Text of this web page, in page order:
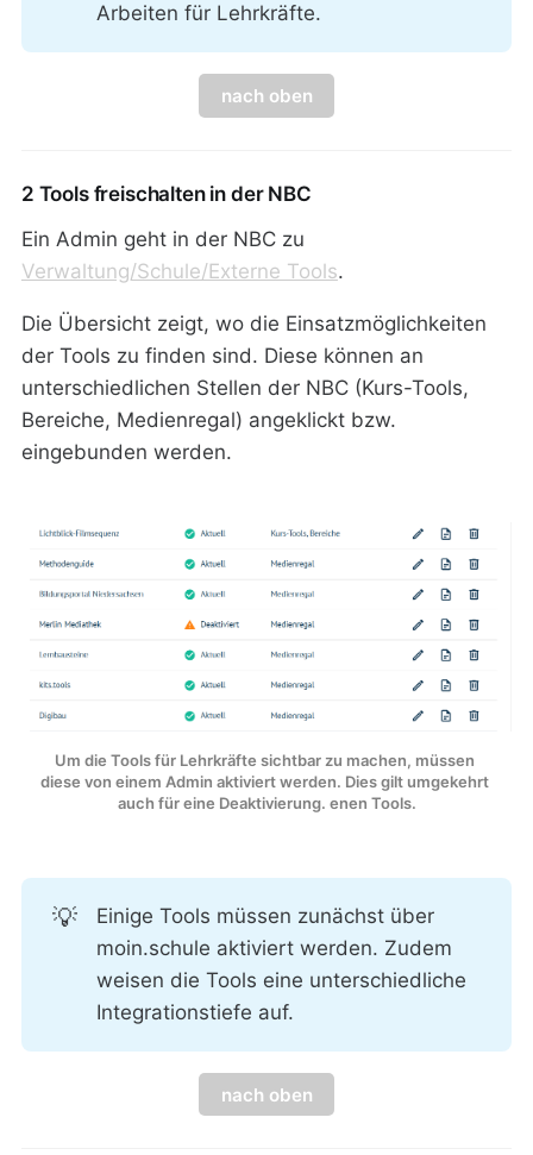
Arbeiten für Lehrkräfte.
nach oben
2 Tools freischalten in der NBC
Ein Admin geht in der NBC zu
Verwaltung/Schule/Externe Tools.
Die Übersicht zeigt, wo die Einsatzmöglichkeiten
der Tools zu finden sind. Diese können an
unterschiedlichen Stellen der NBC (Kurs-Tools,
Bereiche, Medienregal) angeklickt bzw.
eingebunden werden.
Um die Tools für Lehrkräfte sichtbar zu machen, müssen
diese von einem Admin aktiviert werden. Dies gilt umgekehrt
auch für eine Deaktivierung. enen Tools.
💡
Einige Tools müssen zunächst über
moin.schule aktiviert werden. Zudem
weisen die Tools eine unterschiedliche
Integrationstiefe auf.
nach oben